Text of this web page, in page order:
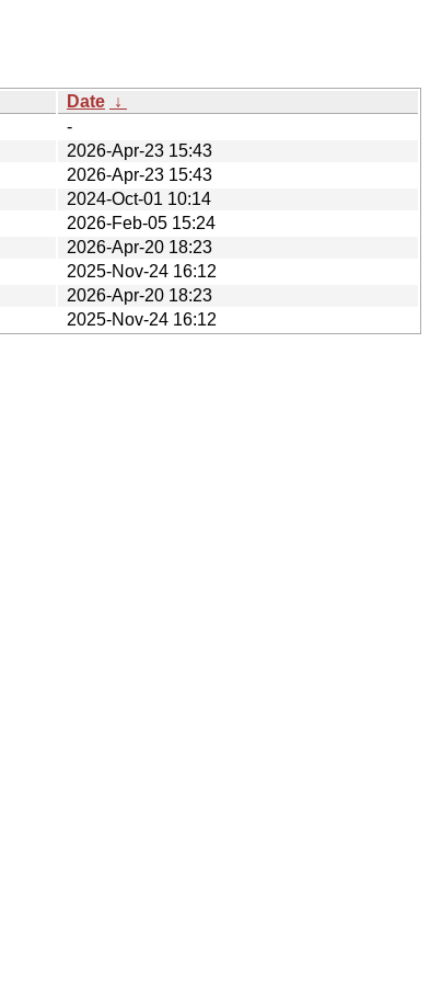
Date ↓
-
2026-Apr-23 15:43
2026-Apr-23 15:43
2024-Oct-01 10:14
2026-Feb-05 15:24
2026-Apr-20 18:23
2025-Nov-24 16:12
2026-Apr-20 18:23
2025-Nov-24 16:12